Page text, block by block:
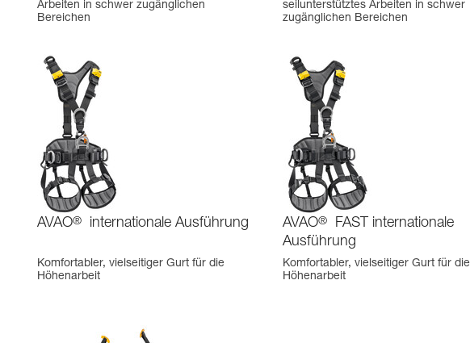
Arbeiten in schwer zugänglichen
Bereichen
seilunterstütztes Arbeiten in schwer
zugänglichen Bereichen
AVAO® internationale Ausführung
Komfortabler, vielseitiger Gurt für die
Höhenarbeit
AVAO®
FAST internationale
Ausführung
Komfortabler, vielseitiger Gurt für die
Höhenarbeit